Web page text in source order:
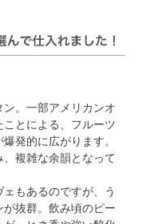
。一部アメリカンオ
とによる、フルーツ
発的に広がります。
複雑な余韻となって
もあるのですが、う
抜群。飲み頃のピー